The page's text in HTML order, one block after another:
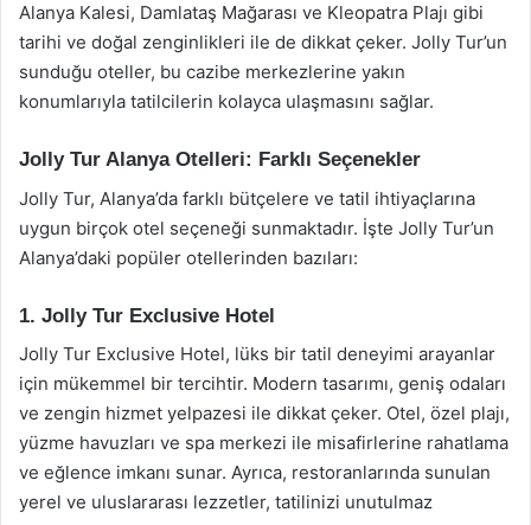
Alanya Kalesi, Damlataş Mağarası ve Kleopatra Plajı gibi
tarihi ve doğal zenginlikleri ile de dikkat çeker. Jolly Tur’un
sunduğu oteller, bu cazibe merkezlerine yakın
konumlarıyla tatilcilerin kolayca ulaşmasını sağlar.
Jolly Tur Alanya Otelleri: Farklı Seçenekler
Jolly Tur, Alanya’da farklı bütçelere ve tatil ihtiyaçlarına
uygun birçok otel seçeneği sunmaktadır. İşte Jolly Tur’un
Alanya’daki popüler otellerinden bazıları:
1. Jolly Tur Exclusive Hotel
Jolly Tur Exclusive Hotel, lüks bir tatil deneyimi arayanlar
için mükemmel bir tercihtir. Modern tasarımı, geniş odaları
ve zengin hizmet yelpazesi ile dikkat çeker. Otel, özel plajı,
yüzme havuzları ve spa merkezi ile misafirlerine rahatlama
ve eğlence imkanı sunar. Ayrıca, restoranlarında sunulan
yerel ve uluslararası lezzetler, tatilinizi unutulmaz